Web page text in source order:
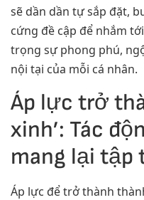
sẽ dần dần tự sắp đặt,
cứng đề cập để nhắm
trọng sự phong phú,
nội tại của mỗi cá nhân.
Áp lực trở
xinh’: Tác
mang lại tập
Áp lực để trở thành